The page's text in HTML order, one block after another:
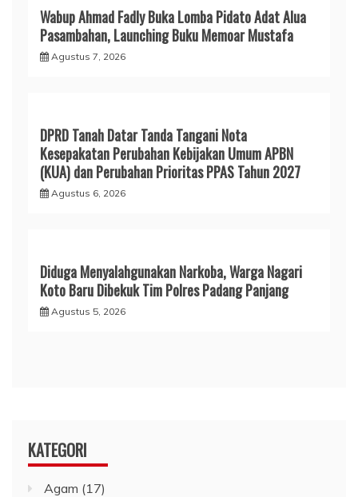
Wabup Ahmad Fadly Buka Lomba Pidato Adat Alua
Pasambahan, Launching Buku Memoar Mustafa
Agustus 7, 2026
DPRD Tanah Datar Tanda Tangani Nota
Kesepakatan Perubahan Kebijakan Umum APBN
(KUA) dan Perubahan Prioritas PPAS Tahun 2027
Agustus 6, 2026
Diduga Menyalahgunakan Narkoba, Warga Nagari
Koto Baru Dibekuk Tim Polres Padang Panjang
Agustus 5, 2026
KATEGORI
Agam (17)